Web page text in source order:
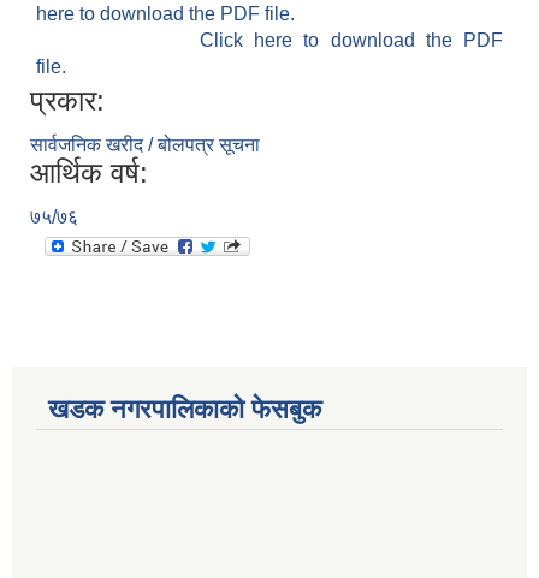
here to download the PDF file.
Click here to download the PDF
file.
प्रकार:
सार्वजनिक खरीद / बोलपत्र सूचना
आर्थिक वर्ष:
७५/७६
खडक नगरपालिकाको फेसबुक